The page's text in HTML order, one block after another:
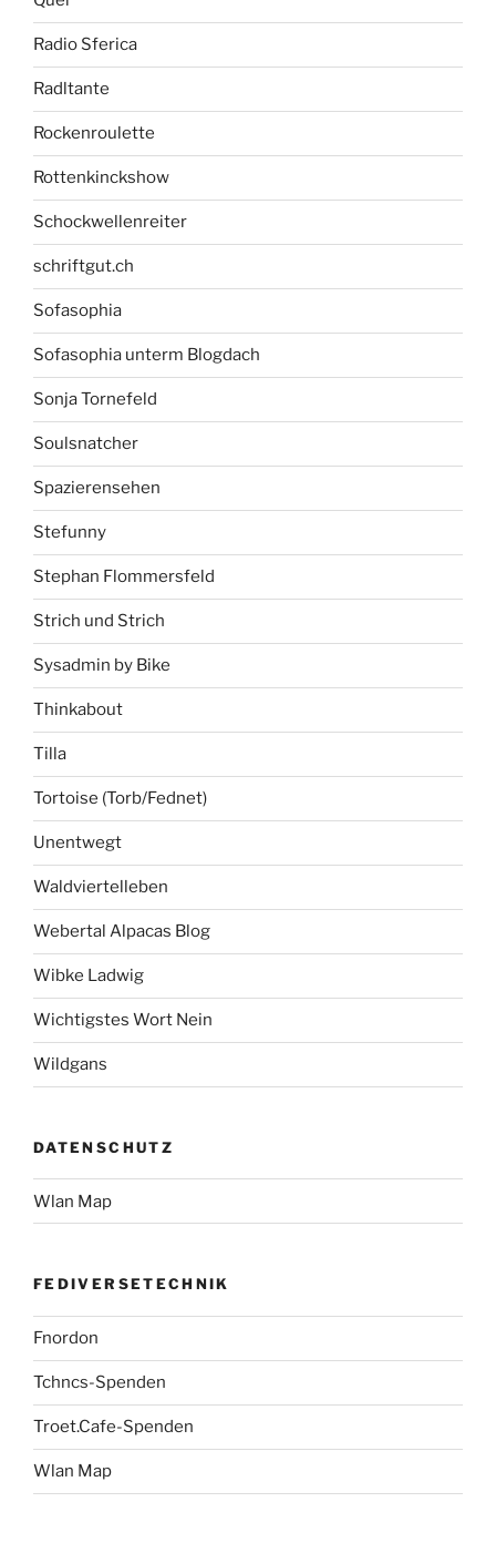
Radio Sferica
Radltante
Rockenroulette
Rottenkinckshow
Schockwellenreiter
schriftgut.ch
Sofasophia
Sofasophia unterm Blogdach
Sonja Tornefeld
Soulsnatcher
Spazierensehen
Stefunny
Stephan Flommersfeld
Strich und Strich
Sysadmin by Bike
Thinkabout
Tilla
Tortoise (Torb/Fednet)
Unentwegt
Waldviertelleben
Webertal Alpacas Blog
Wibke Ladwig
Wichtigstes Wort Nein
Wildgans
DATENSCHUTZ
Wlan Map
FEDIVERSETECHNIK
Fnordon
Tchncs-Spenden
Troet.Cafe-Spenden
Wlan Map